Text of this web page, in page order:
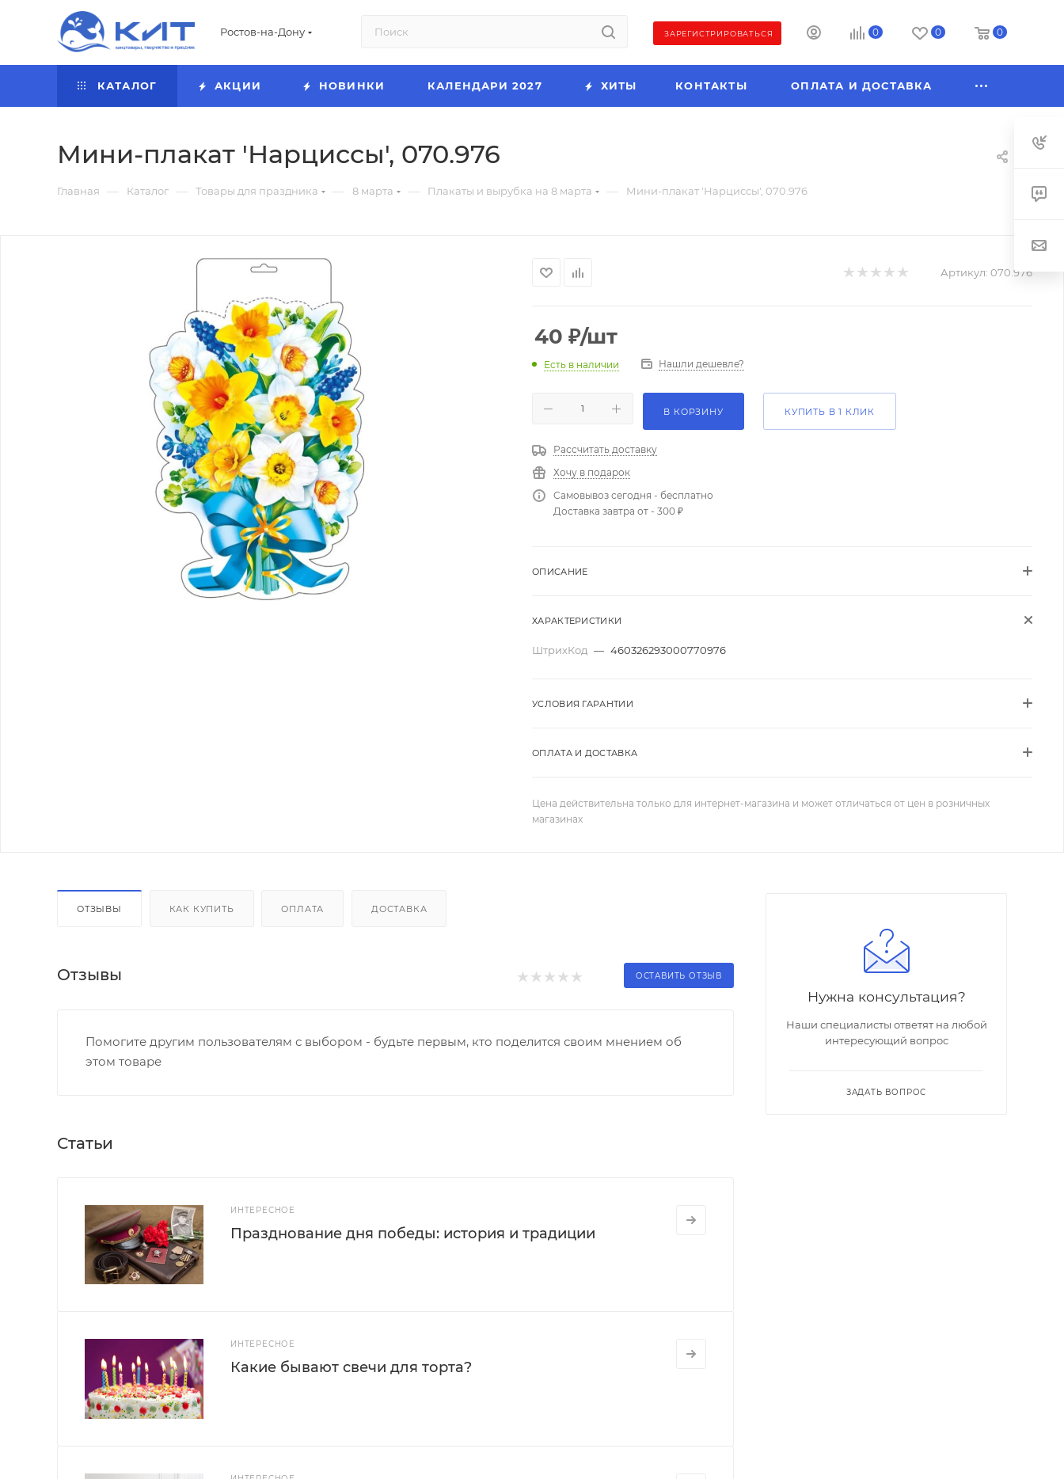
Ростов-на-Дону ЗАРЕГИСТРИРОВАТЬСЯ 0 0 0
КАТАЛОГ АКЦИИ НОВИНКИ КАЛЕНДАРИ 2027 ХИТЫ КОНТАКТЫ ОПЛАТА И ДОСТАВКА
Мини-плакат 'Нарциссы', 070.976
Главная — Каталог — Товары для праздника — 8 марта — Плакаты и вырубка на 8 марта — Мини-плакат 'Нарциссы', 070.976
Артикул: 070.976
40 ₽/шт
Есть в наличии Нашли дешевле?
В КОРЗИНУ КУПИТЬ В 1 КЛИК
Рассчитать доставку
Хочу в подарок
Самовывоз сегодня - бесплатно
Доставка завтра от - 300 ₽
ОПИСАНИЕ
ХАРАКТЕРИСТИКИ
ШтрихКод — 460326293000770976
УСЛОВИЯ ГАРАНТИИ
ОПЛАТА И ДОСТАВКА
Цена действительна только для интернет-магазина и может отличаться от цен в розничных
магазинах
ОТЗЫВЫ КАК КУПИТЬ ОПЛАТА ДОСТАВКА
Отзывы ОСТАВИТЬ ОТЗЫВ
Помогите другим пользователям с выбором - будьте первым, кто поделится своим мнением об
этом товаре
Статьи
ИНТЕРЕСНОЕ
Празднование дня победы: история и традиции
ИНТЕРЕСНОЕ
Какие бывают свечи для торта?
Нужна консультация?
Наши специалисты ответят на любой
интересующий вопрос
ЗАДАТЬ ВОПРОС